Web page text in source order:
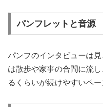
パンフレットと音源
パンフのインタビューは
は散歩や家事の合間に流
るくらいが続けやすいペー